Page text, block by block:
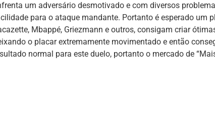
um adversário desmotivado e com diversos
para o ataque mandante. Portanto é esperado um
Mbappé, Griezmann e outros, consigam criar
o placar extremamente movimentado e então
normal para este duelo, portanto o mercado de